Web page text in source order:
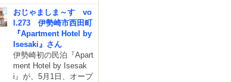
おじゃましま～す vo
l.273 伊勢崎市西田町
『Apartment Hotel by
Isesaki』さん
伊勢崎初の民泊『Apart
ment Hotel by Isesak
i』が、5月1日、オープ